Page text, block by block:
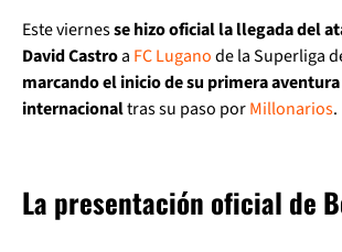
Este viernesse hizo oficial la llegada del
David Castroa FC Luganode la Superliga
marcando el inicio de su primera
internacionaltras su paso porMillonarios.
La presentación oficial de